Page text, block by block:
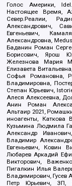
Голос Америки,
Настоящее Время,
Север.Реалии,
Александрович,
Евгеньевич,
Александровна,
Баданин Роман
Борисович, Ярош
Железнова Мария
Елизавета
Софья Романовна,
Владимировна,
Степан Юрьевич,
Алеся Алексеевна,
Анин Роман
Альтаир 2021,
иноагенты, Каткова
Кузьмина Людмила
Александр
Владимир
Евгеньевич, Ковин
Любарев Аркадий
Викторович,
Пигалкин Илья
Владимирович, Гусев
Петр Юрьевич, ЗП,